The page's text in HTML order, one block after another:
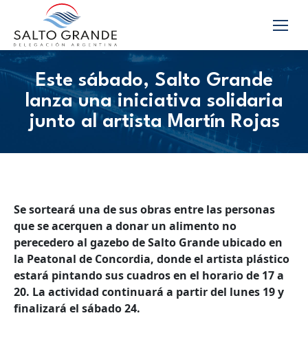
Este sábado, Salto Grande
lanza una iniciativa solidaria
junto al artista Martín Rojas
Se sorteará una de sus obras entre las personas
que se acerquen a donar un alimento no
perecedero al gazebo de Salto Grande ubicado en
la Peatonal de Concordia, donde el artista plástico
estará pintando sus cuadros en el horario de 17 a
20. La actividad continuará a partir del lunes 19 y
finalizará el sábado 24.